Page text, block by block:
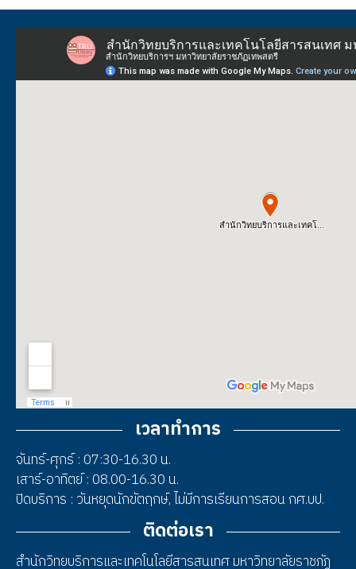
เวลาทำการ
จันทร์-ศุกร์ : 07:30-16.30 น.
เสาร์-อาทิตย์ : 08.00-16.30 น.
ปิดบริการ : วันหยุดนักขัตฤกษ์, ไม่มีการเรียนการสอน กศ.บป.
ติดต่อเรา
สำนักวิทยบริการและเทคโนโลยีสารสนเทศ มหาวิทยาลัยราชภัฏ